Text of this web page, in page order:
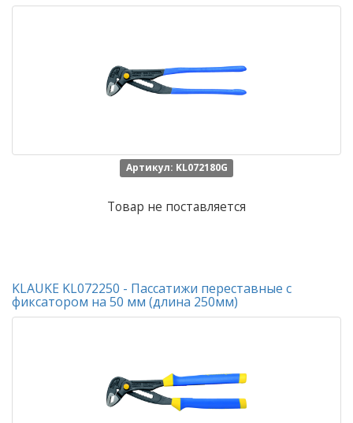
Артикул: KL072180G
Товар не поставляется
KLAUKE KL072250 - Пассатижи переставные с
фиксатором на 50 мм (длина 250мм)